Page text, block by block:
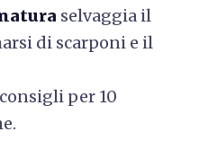
selvaggia il
di scarponi e il
per 10